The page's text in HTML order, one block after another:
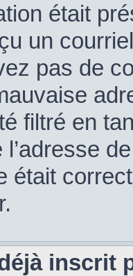
était
un
pas de
filtré en
était
inscrit